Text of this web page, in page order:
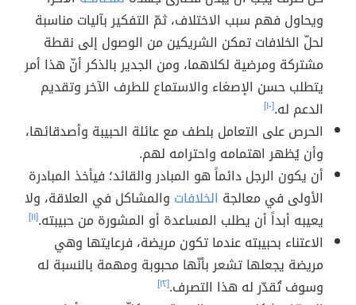
ويحاول فهم سبب الاختلاف، ثمّ التفكير بآليات مناسبة
لحلّ الخلافات تمكن الشريكين من الوصول إلى نقطة
مشتركة ومرضية لكلاهما، ومن الجدير بالذكر أنّ هذا أمر
يتطلب حسن الإصغاء والاستماع للطرف الآخر وتقديم
الدعم له.[١٠]
الحرص على التعامل بلطف مع عائلة الحبيبة وأصدقائها،
وأن يُظهر اهتمامه واحترامه لهم.
أن يكون الرجل دائماً هو المبادر والقائد؛ فيأخذ المبادرة
الأولى في معالجة الخلافات والمشاكل في العلاقة، ولا
يعيبه أبداً أن يطلب المساعدة أو المشورة من حبيبته.[١١]
الاعتناء بحبيبته عندما تكون مريضة، فرعايتها وهي
مريضة يجعلها تشعر بأنّها محبوبة ومهمة بالنسبة له
وسوف تُقدّر له هذا التصرف.[١٢]